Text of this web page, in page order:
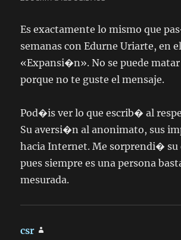
Es exactamente lo mismo que
semanas con Edurne Uriarte, en
«Expansi�n». No se puede
porque no te guste el mensaje.
Pod�is ver lo que escrib� al
Su aversi�n al anonimato, sus
hacia Internet. Me sorprendi� su
pues siempre es una persona
mesurada.
csr